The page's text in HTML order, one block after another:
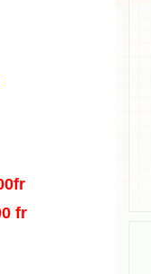
fr